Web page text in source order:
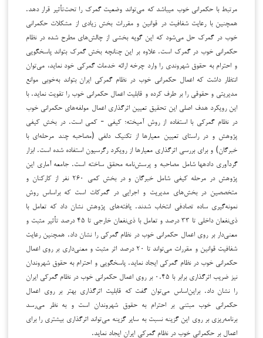
مرتبط با حکمرانی خوب می­باشد که می‌تواند وضعیت گمرک را تحت‌تأثیر قرار دهد.
همچنین با رعایت شفافیت در قوانین و مقررات بخش زیادی از مشکلات حکمرانی
خوب در گمرک حل می‌شود که این گویه بخشی از چالش‌های مطرح شده در نظام
حکمرانی خوب در گمرک است. علاوه بر این چنانچه بخش گمرک بتواند پاسخگویی
و احترام به حقوق شهروندی را وارد چرخه ارائه خدمات گمرکی خود نماید، می‌توان
انتظار داشت که اعمال حکمرانی خوب در نظام گمرکی ایران بتواند به‌خوبی موانع
مدیریتی و حقوقی را بر طرف کرده و قابلیت اعمال حکمرانی خوب را تقویت نماید. با
این رویکرد هدف اصلی این تحقیق تعیین اثرگذاری اعمال مولفه‌های حکمرانی خوب
در نظام گمرکی با استفاده از روش آمیخته؛ کیفی - کمی است. در بخش کیفی
پژوهش و در راستای تعیین معیارها از تکنیک دلفی (مصاحبه چند مرحله‌ای با
خبرگان) و برای بررسی اثرگذاری معیارها از رویکرد رگرسیون استفاده شده است. ابزار
گردآوری داده­ها شامل مصاحبه و پرسش‌نامه محقق ساخته است. جامعه آماری این
پژوهش در مرحله کیفی شامل خبرگان و در بخش کمی ۲۶۰ نفر از کارکنان و
متخصصین در بخش‌های مدیریت و اجرایی در گمرکات است که براساس روش
نمونه‌گیری ساده تصادفی انتخاب شدند. یافته‌های پژوهش نشان داد که تعامل با
ذی‌نفعان داخلی تا ۳۳ درصد و تعامل با ذی‌نفعان خارجی تا ۴۵ درصد تأثیر مثبت و
معنی‌دار بر روی اعمال حکمرانی خوب در نظام گمرکی را نشان داد. همچنین رعایت
شفافیت قوانین و مقررات می‌تواند تا ۲۰ درصد اثر مثبت و معنی‌داری بر روی اعمال
حکمرانی خوب در نظام گمرکی ایجاد نماید. پاسخگویی و احترام به حقوق شهروندان
نیز ضریب اثرگذاری برابر با ۰.۴۵ بر روی اعمال حکمرانی خوب در نظام گمرکی ایران
را نشان داد. براین‌اساس می‌توان گفت که قابلیت اثرگذاری بهتر بر روی اعمال
حکمرانی خوب مبتنی بر احترام به حقوق شهروندان است و به نظر می‌رسد
برنامه‌ریزی بر روی این گزینه نسبت به سایر گزینه می‌تواند اثرگذاری بیشتری را برای
اعمال بر حکمرانی خوب در نظام گمرکی ایران ایجاد نماید.